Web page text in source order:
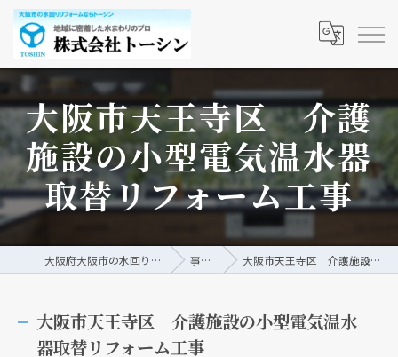
大阪市天王寺区 介護
施設の小型電気温水器
取替リフォーム工事
大阪府大阪市の水回りリフォームなら株式会社トーシン 事例/ブログ 大阪市天王寺区 介護施設の小型電気温水器取替リフォーム工事
大阪市天王寺区 介護施設の小型電気温水
器取替リフォーム工事